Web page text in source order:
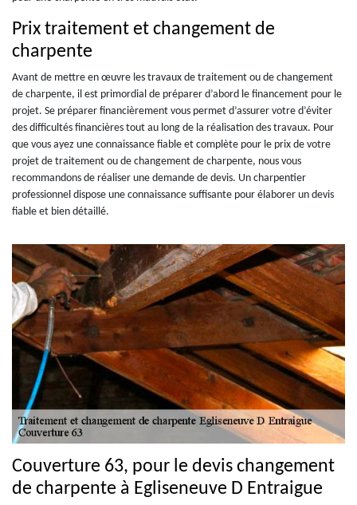
Prix traitement et changement de
charpente
Avant de mettre en œuvre les travaux de traitement ou de changement
de charpente, il est primordial de préparer d’abord le financement pour le
projet. Se préparer financièrement vous permet d’assurer votre d’éviter
des difficultés financières tout au long de la réalisation des travaux. Pour
que vous ayez une connaissance fiable et complète pour le prix de votre
projet de traitement ou de changement de charpente, nous vous
recommandons de réaliser une demande de devis. Un charpentier
professionnel dispose une connaissance suffisante pour élaborer un devis
fiable et bien détaillé.
Couverture 63, pour le devis changement
de charpente à Egliseneuve D Entraigue